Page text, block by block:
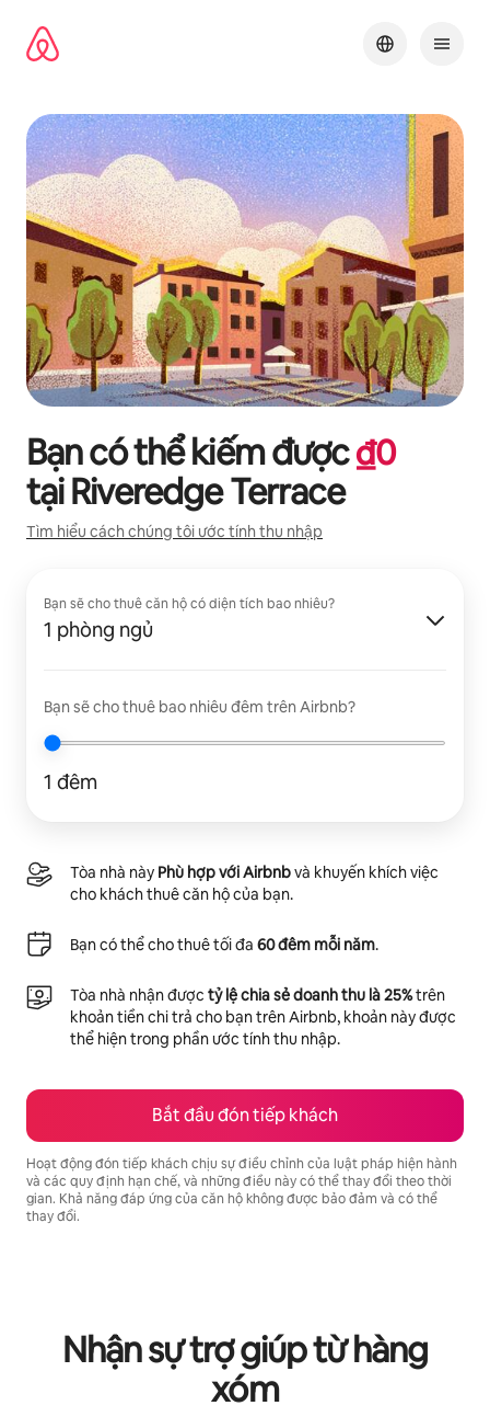
Bạn có thể kiếm được₫0
tạiRiveredge Terrace
Tìm hiểu cách chúng tôi ước tính thu nhập
Bạn sẽ cho thuê căn hộ có diện tích bao nhiêu?
1 phòng ngủ
Bạn sẽ cho thuê bao nhiêu đêm trên Airbnb?
1 đêm
Tòa nhà này Phù hợp với Airbnbvà khuyến khích việc
cho khách thuê căn hộ của bạn.
Bạn có thể cho thuê tối đa 60 đêm mỗi năm.
Tòa nhà nhận được tỷ lệ chia sẻ doanh thu là 25%trên
khoản tiền chi trả cho bạn trên Airbnb, khoản này được
thể hiện trong phần ước tính thu nhập.
Bắt đầu đón tiếp khách
Hoạt động đón tiếp khách chịu sự điều chỉnh của luật pháp hiện hành
và các quy định hạn chế, và những điều này có thể thay đổi theo thời
gian. Khả năng đáp ứng của căn hộ không được bảo đảm và có thể
thay đổi.
Nhận sự trợ giúp từ hàng
xóm